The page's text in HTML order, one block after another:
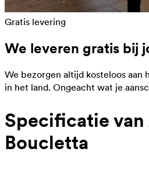
Gratis levering
We leveren gratis bij
We bezorgen altijd kosteloos aan
in het land. Ongeacht wat je
Specificatie
Boucletta